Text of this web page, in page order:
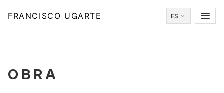
FRANCISCO UGARTE ES
OBRA